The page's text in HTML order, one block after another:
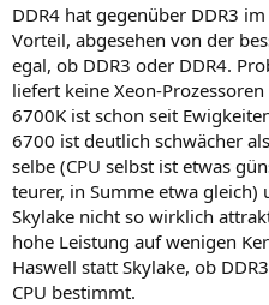
DDR4 hat gegenüber DDR3
Vorteil, abgesehen von der
egal, ob DDR3 oder DDR4.
liefert keine Xeon-
6700K ist schon seit
6700 ist deutlich schwächer
selbe (CPU selbst ist etwas
teurer, in Summe etwa gleich)
Skylake nicht so wirklich
hohe Leistung auf wenigen
Haswell statt Skylake, ob
CPU bestimmt.